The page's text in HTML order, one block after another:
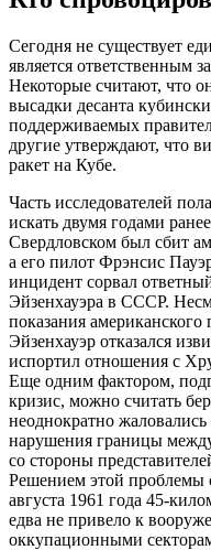
Сегодня не существует
является ответственным
Некоторые считают, что
высадки десанта
поддерживаемых
другие утверждают, что
ракет на Кубе.
Часть исследователей
искать двумя годами
Свердловском был сбит
а его пилот Фрэнсис
инцидент сорвал
Эйзенхауэра в СССР.
показания
Эйзенхауэр отказался
испортил отношения с
Еще одним фактором,
кризис, можно считать
неоднократно
нарушения границы
со стороны
Решением этой проблемы
августа 1961 года 45-
едва не привело к
оккупационными